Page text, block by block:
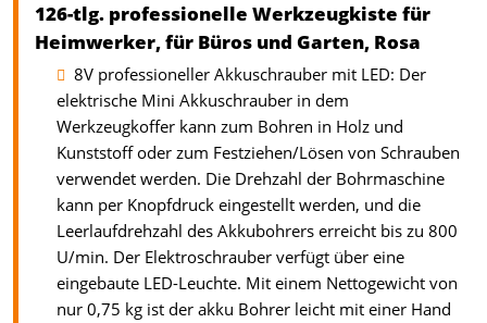
126-tlg. professionelle Werkzeugkiste für
Heimwerker, für Büros und Garten, Rosa
8V professioneller Akkuschrauber mit LED: Der
elektrische Mini Akkuschrauber in dem
Werkzeugkoffer kann zum Bohren in Holz und
Kunststoff oder zum Festziehen/Lösen von Schrauben
verwendet werden. Die Drehzahl der Bohrmaschine
kann per Knopfdruck eingestellt werden, und die
Leerlaufdrehzahl des Akkubohrers erreicht bis zu 800
U/min. Der Elektroschrauber verfügt über eine
eingebaute LED-Leuchte. Mit einem Nettogewicht von
nur 0,75 kg ist der akku Bohrer leicht mit einer Hand